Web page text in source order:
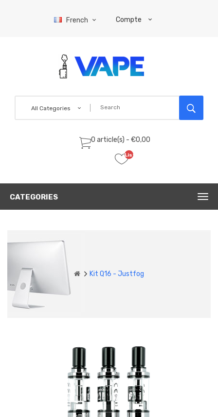
French Compte
All Categories
0 article(s) - €0,00
Liste
(0)
CATEGORIES
Kit Q16 - Justfog